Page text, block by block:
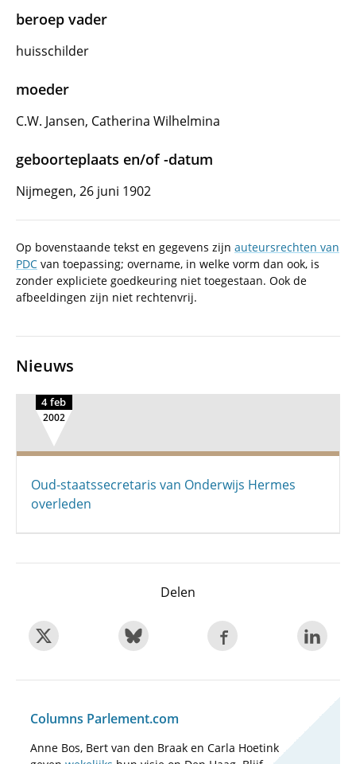
beroep vader
huisschilder
moeder
C.W. Jansen, Catherina Wilhelmina
geboorteplaats en/of -datum
Nijmegen, 26 juni 1902
Op bovenstaande tekst en gegevens zijn auteursrechten van
PDC van toepassing; overname, in welke vorm dan ook, is
zonder expliciete goedkeuring niet toegestaan. Ook de
afbeeldingen zijn niet rechtenvrij.
Nieuws
4 feb
2002
Oud-staatssecretaris van Onderwijs Hermes
overleden
Delen
Columns Parlement.com
Anne Bos, Bert van den Braak en Carla Hoetink